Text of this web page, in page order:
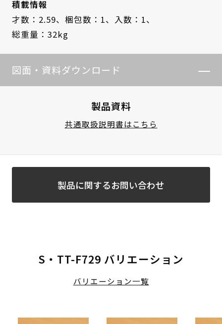
積載情報
才数：2.59、 梱包数：1、
入数：1、
総重量：32kg
図面・資料ダウンロード
製品資料
共通取扱説明書はこちら
製品に関するお問い合わせ
S・TT-F729 バリエーション
バリエーション一覧